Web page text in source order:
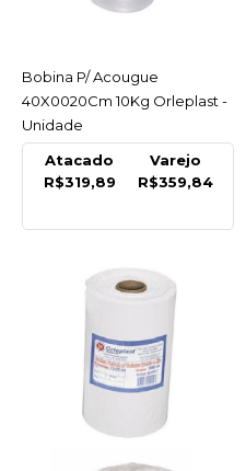
ACESSAR
Bobina P/ Acougue
40X0020Cm 10Kg Orleplast -
Unidade
Atacado
R$319,89
Varejo
R$359,84